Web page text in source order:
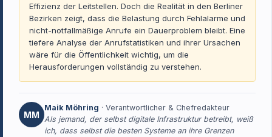
Effizienz der Leitstellen. Doch die Realität in den Berliner
Bezirken zeigt, dass die Belastung durch Fehlalarme und
nicht-notfallmäßige Anrufe ein Dauerproblem bleibt. Eine
tiefere Analyse der Anrufstatistiken und ihrer Ursachen
wäre für die Öffentlichkeit wichtig, um die
Herausforderungen vollständig zu verstehen.
MM
Maik Möhring · Verantwortlicher & Chefredakteur
Als jemand, der selbst digitale Infrastruktur betreibt, weiß
ich, dass selbst die besten Systeme an ihre Grenzen